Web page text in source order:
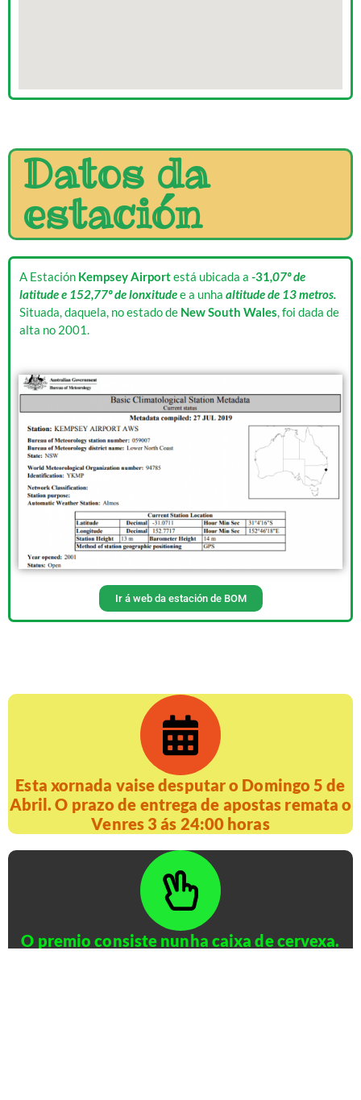
Datos da
estación
A Estación Kempsey Airportestá ubicada a -31,07º de
latitude e 152,77º de lonxitudee a unha altitude de 13 metros.
Situada, daquela, no estado de New South Wales, foi dada de
alta no 2001.
Ir á web da estación de BOM
Esta xornada vaise desputar o Domingo 5 de
Abril. O prazo de entrega de apostas remata o
Venres 3 ás 24:00 horas
O premio consiste nunha caixa de cervexa.